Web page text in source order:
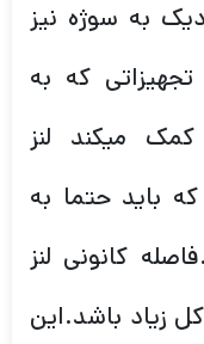
به سوژه نیز
که به
کمک میکند لنز
باید حتما به
کانونی لنز
و در کل زیاد باشد.این